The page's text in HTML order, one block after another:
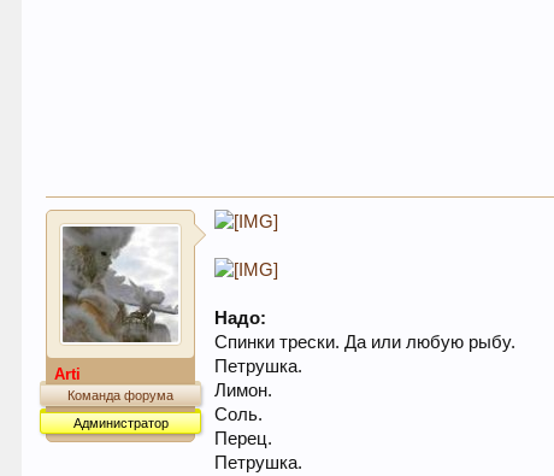
Arti
Команда форума
Администратор
Надо:
Спинки трески. Да или любую рыбу.
Петрушка.
Лимон.
Соль.
Перец.
Петрушка.